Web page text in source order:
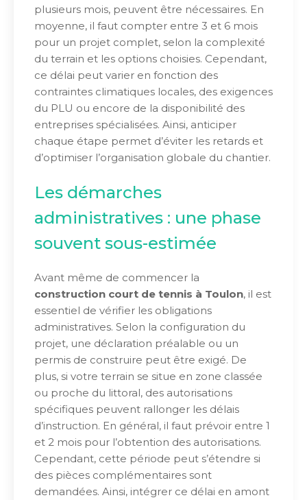
plusieurs mois, peuvent être nécessaires. En
moyenne, il faut compter entre 3 et 6 mois
pour un projet complet, selon la complexité
du terrain et les options choisies. Cependant,
ce délai peut varier en fonction des
contraintes climatiques locales, des exigences
du PLU ou encore de la disponibilité des
entreprises spécialisées. Ainsi, anticiper
chaque étape permet d’éviter les retards et
d’optimiser l’organisation globale du chantier.
Les démarches
administratives : une phase
souvent sous-estimée
Avant même de commencer la
construction court de tennis à Toulon, il est
essentiel de vérifier les obligations
administratives. Selon la configuration du
projet, une déclaration préalable ou un
permis de construire peut être exigé. De
plus, si votre terrain se situe en zone classée
ou proche du littoral, des autorisations
spécifiques peuvent rallonger les délais
d’instruction. En général, il faut prévoir entre 1
et 2 mois pour l’obtention des autorisations.
Cependant, cette période peut s’étendre si
des pièces complémentaires sont
demandées. Ainsi, intégrer ce délai en amont